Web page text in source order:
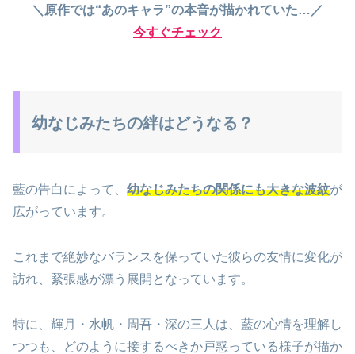
＼原作では“あのキャラ”の本音が描かれていた…／
今すぐチェック
幼なじみたちの絆はどうなる？
藍の告白によって、 幼なじみたちの関係にも大きな波紋が
広がっています。
これまで絶妙なバランスを保っていた彼らの友情に変化が
訪れ、緊張感が漂う展開となっています。
特に、輝月・水帆・周吾・深の三人は、藍の心情を理解し
つつも、どのように接するべきか戸惑っている様子が描か